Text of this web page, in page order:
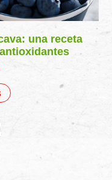
una receta